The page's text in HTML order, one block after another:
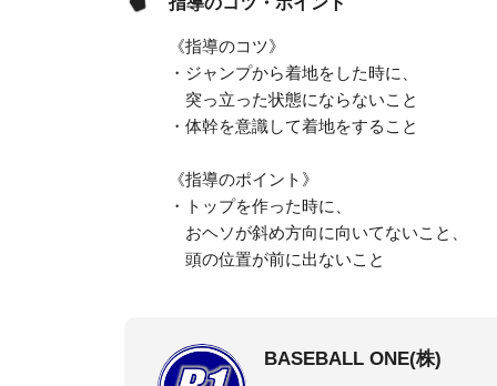
《指導のコツ》
・ジャンプから着地をした時に、
突っ立った状態にならないこと
・体幹を意識して着地をすること
《指導のポイント》
・トップを作った時に、
おヘソが斜め方向に向いてないこと、
頭の位置が前に出ないこと
BASEBALL ONE(株)